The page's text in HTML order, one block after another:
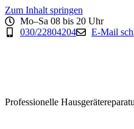
Zum Inhalt springen
Mo–Sa 08 bis 20 Uhr
030/22804204
E-Mail
Professionelle